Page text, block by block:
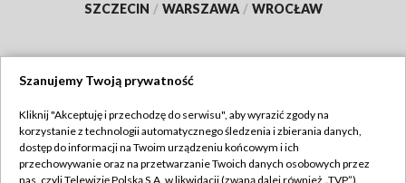
SZCZECIN / WARSZAWA / WROCŁAW
TVP
Abonament TVP
Regulamin TVP
Szanujemy Twoją prywatność
Kliknij "Akceptuję i przechodzę do serwisu", aby wyrazić zgody na
korzystanie z technologii automatycznego śledzenia i zbierania danych,
dostęp do informacji na Twoim urządzeniu końcowym i ich
przechowywanie oraz na przetwarzanie Twoich danych osobowych przez
nas, czyli Telewizję Polską S.A. w likwidacji (zwaną dalej również „TVP”),